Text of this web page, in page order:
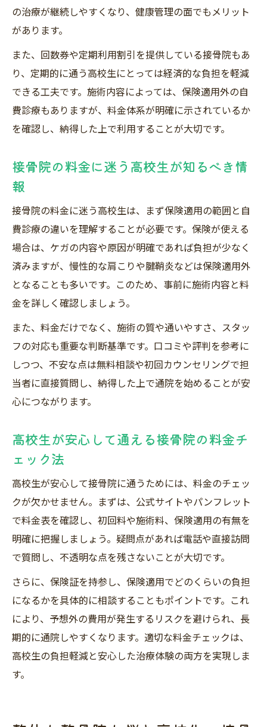
の治療が継続しやすくなり、健康管理の面でもメリット
があります。
また、回数券や定期利用割引を提供している接骨院もあ
り、定期的に通う高校生にとっては経済的な負担を軽減
できる工夫です。施術内容によっては、保険適用外の自
費診療もありますが、料金体系が明確に示されているか
を確認し、納得した上で利用することが大切です。
接骨院の料金に迷う高校生が知るべき情
報
接骨院の料金に迷う高校生は、まず保険適用の範囲と自
費診療の違いを理解することが必要です。保険が使える
場合は、ケガの内容や原因が明確であれば負担が少なく
済みますが、慢性的な肩こりや腱鞘炎などは保険適用外
となることも多いです。このため、事前に施術内容と料
金を詳しく確認しましょう。
また、料金だけでなく、施術の質や通いやすさ、スタッ
フの対応も重要な判断基準です。口コミや評判を参考に
しつつ、不安な点は無料相談や初回カウンセリングで担
当者に直接質問し、納得した上で通院を始めることが安
心につながります。
高校生が安心して通える接骨院の料金チ
ェック法
高校生が安心して接骨院に通うためには、料金のチェッ
クが欠かせません。まずは、公式サイトやパンフレット
で料金表を確認し、初回料や施術料、保険適用の有無を
明確に把握しましょう。疑問点があれば電話や直接訪問
で質問し、不透明な点を残さないことが大切です。
さらに、保険証を持参し、保険適用でどのくらいの負担
になるかを具体的に相談することもポイントです。これ
により、予想外の費用が発生するリスクを避けられ、長
期的に通院しやすくなります。適切な料金チェックは、
高校生の負担軽減と安心した治療体験の両方を実現しま
す。